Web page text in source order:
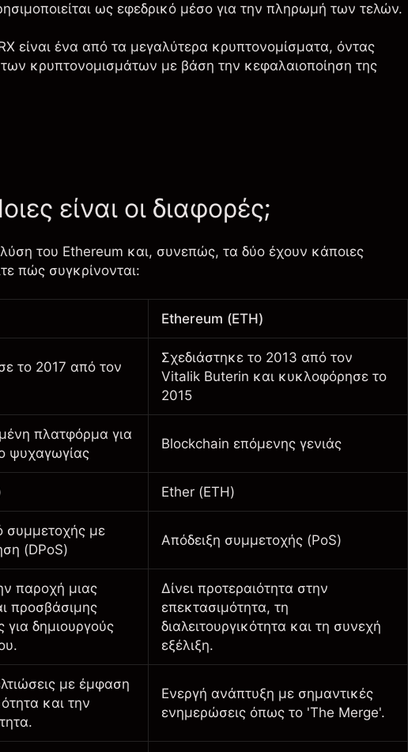
ως εφεδρικό μέσο για την πληρωμή των τελών.
είναι ένα από τα μεγαλύτερα κρυπτονομίσματα, όντας
κρυπτονομισμάτων με βάση την κεφαλαιοποίηση της
είναι οι διαφορές;
του Ethereum και, συνεπώς, τα δύο έχουν κάποιες
πώς συγκρίνονται:
Ethereum (ETH)
το 2017 από τον
Σχεδιάστηκε το 2013 από τον
Vitalik Buterin και κυκλοφόρησε το
2015
πλατφόρμα για
ψυχαγωγίας
Blockchain επόμενης γενιάς
Ether (ETH)
συμμετοχής με
(DPoS)
Απόδειξη συμμετοχής (PoS)
παροχή μιας
προσβάσιμης
δημιουργούς
Δίνει προτεραιότητα στην
επεκτασιμότητα, τη
διαλειτουργικότητα και τη συνεχή
εξέλιξη.
με έμφαση
και την
Ενεργή ανάπτυξη με σημαντικές
ενημερώσεις όπως το 'The Merge'.